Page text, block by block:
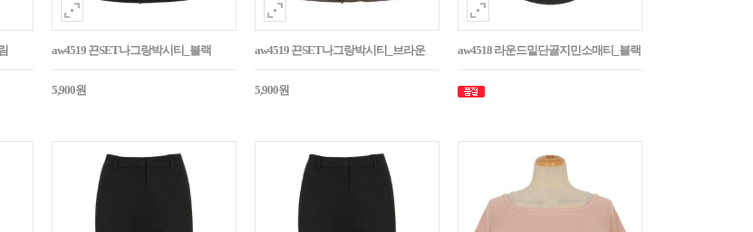
aw4519 끈SET나그랑박시티_블랙
5,900원
aw4519 끈SET나그랑박시티_브라운
5,900원
aw4518 라운드밑단골지민소매티_블랙